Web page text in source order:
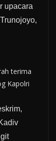
upacara
terima
Kapolri